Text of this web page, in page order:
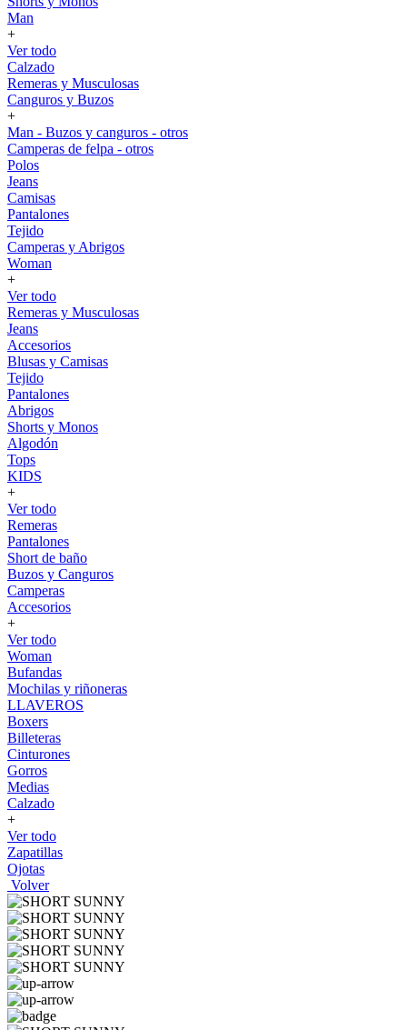
Man
+
Ver todo
Calzado
Remeras y Musculosas
Canguros y Buzos
+
Man - Buzos y canguros - otros
Camperas de felpa - otros
Polos
Jeans
Camisas
Pantalones
Tejido
Camperas y Abrigos
Woman
+
Ver todo
Remeras y Musculosas
Jeans
Accesorios
Blusas y Camisas
Tejido
Pantalones
Abrigos
Shorts y Monos
Algodón
Tops
KIDS
+
Ver todo
Remeras
Pantalones
Short de baño
Buzos y Canguros
Camperas
Accesorios
+
Ver todo
Woman
Bufandas
Mochilas y riñoneras
LLAVEROS
Boxers
Billeteras
Cinturones
Gorros
Medias
Calzado
+
Ver todo
Zapatillas
Ojotas
Volver